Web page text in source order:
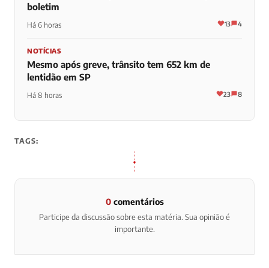
boletim
Há 6 horas 13 4
NOTÍCIAS
Mesmo após greve, trânsito tem 652 km de
lentidão em SP
Há 8 horas 23 8
TAGS:
0comentários
Participe da discussão sobre esta matéria. Sua opinião é
importante.